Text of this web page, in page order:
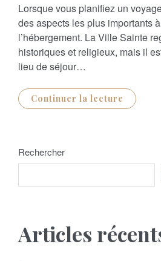
T
E
D
O
N
Lorsque vous planifiez un
des aspects les plus importants
l’hébergement. La Ville Sainte
historiques et religieux, mais il
lieu de séjour…
Continuer la lecture
Rechercher
Articles